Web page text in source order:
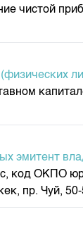
чистой
эмитент
ОКПО
пр. Чуй,